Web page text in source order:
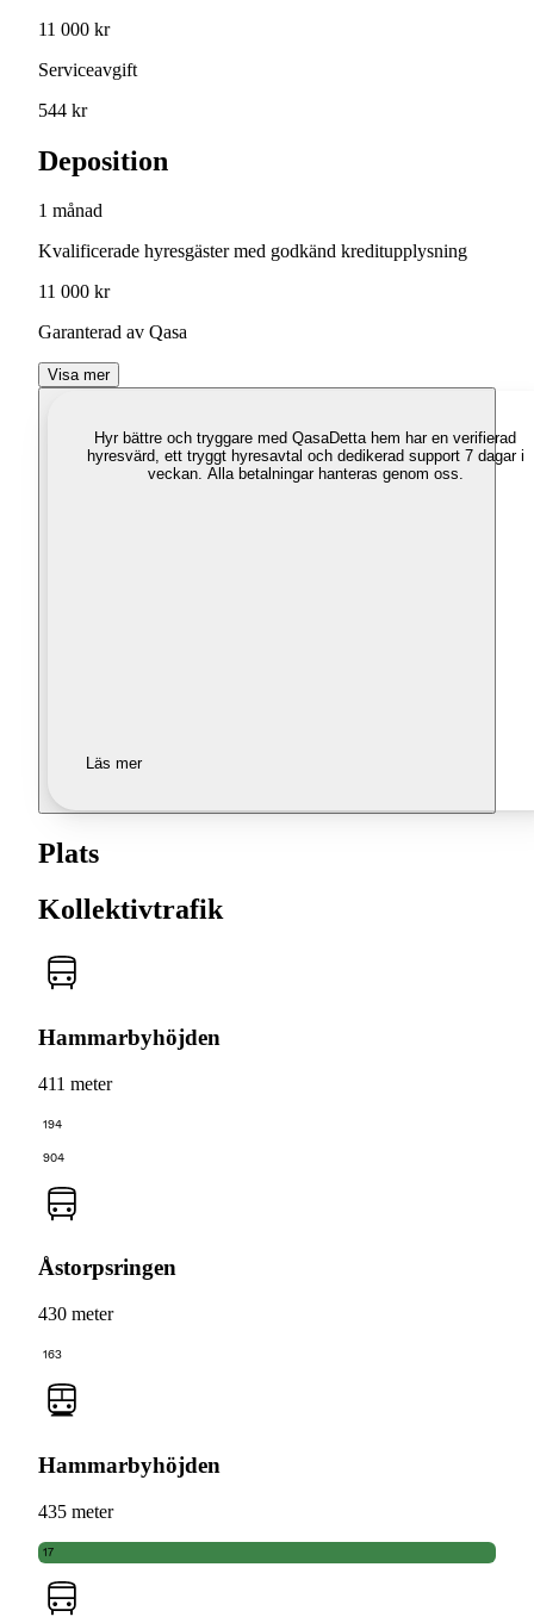
11 000 kr
Serviceavgift
544 kr
Deposition
1 månad
Kvalificerade hyresgäster med godkänd kreditupplysning
11 000 kr
Garanterad av Qasa
Visa mer
Hyr bättre och tryggare med QasaDetta hem har en verifierad
hyresvärd, ett tryggt hyresavtal och dedikerad support 7 dagar i
veckan. Alla betalningar hanteras genom oss.
Läs mer
Plats
Kollektivtrafik
Hammarbyhöjden
411 meter
194
904
Åstorpsringen
430 meter
163
Hammarbyhöjden
435 meter
17